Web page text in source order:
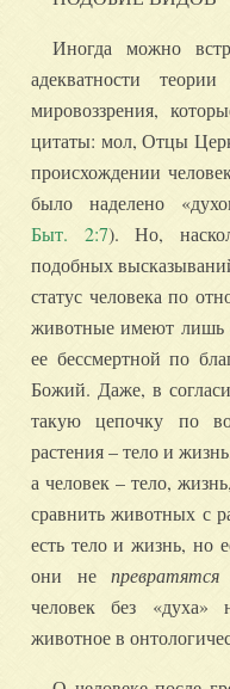
Иногда можно
адекватности
мировоззрения,
цитаты: мол, Отцы
происхождении
было наделено
Быт. 2:7). Но,
подобных
статус человека по
животные имеют лишь
ее бессмертной по
Божий. Даже, в
такую цепочку по
растения – тело и
а человек – тело,
сравнить животных с
есть тело и жизнь, но
они не превратятся
человек без
животное в